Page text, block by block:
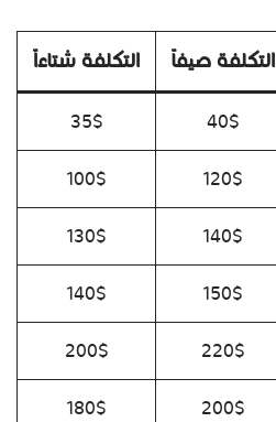
التكلفة صيفاً التكلفة شتاءاً
40$
35$
120$
100$
140$
130$
150$
140$
220$
200$
200$
180$